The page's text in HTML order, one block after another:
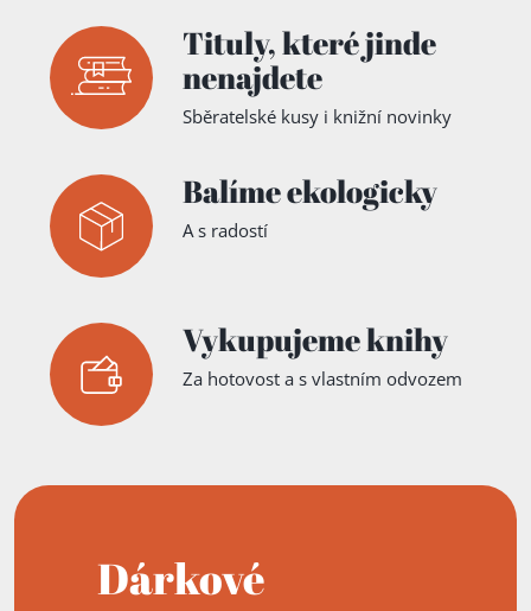
Tituly,které jinde
nenajdete
Sběratelské kusy i knižní novinky
Balíme ekologicky
A s radostí
Vykupujeme knihy
Za hotovost a s vlastním odvozem
Dárkové